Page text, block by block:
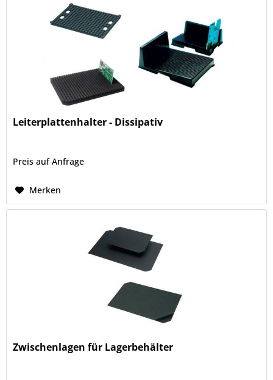
Leiterplattenhalter - Dissipativ
Preis auf Anfrage
Merken
Zwischenlagen für Lagerbehälter